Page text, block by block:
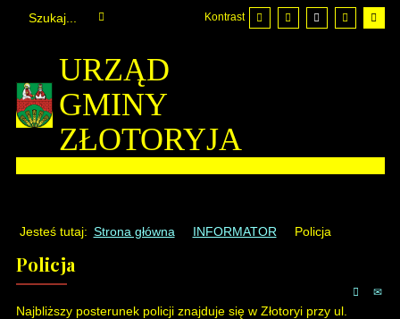
Kontrast
URZĄD
GMINY
ZŁOTORYJA
Jesteś tutaj: Strona główna INFORMATOR Policja
Policja
Najbliższy posterunek policji znajduje się w Złotoryi przy ul.